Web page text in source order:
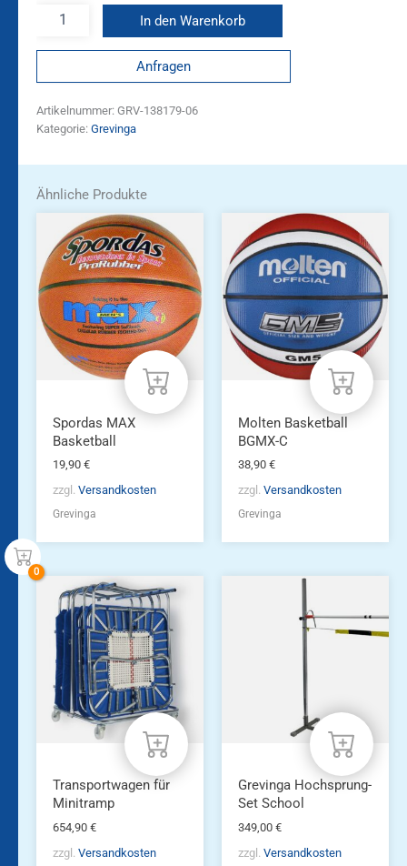
In den Warenkorb
Anfragen
Artikelnummer: GRV-138179-06
Kategorie: Grevinga
Ähnliche Produkte
Spordas MAX
Basketball
19,90 €
zzgl. Versandkosten
Grevinga
Molten Basketball
BGMX-C
38,90 €
zzgl. Versandkosten
Grevinga
Transportwagen für
Minitramp
654,90 €
zzgl. Versandkosten
Grevinga Hochsprung-
Set School
349,00 €
zzgl. Versandkosten